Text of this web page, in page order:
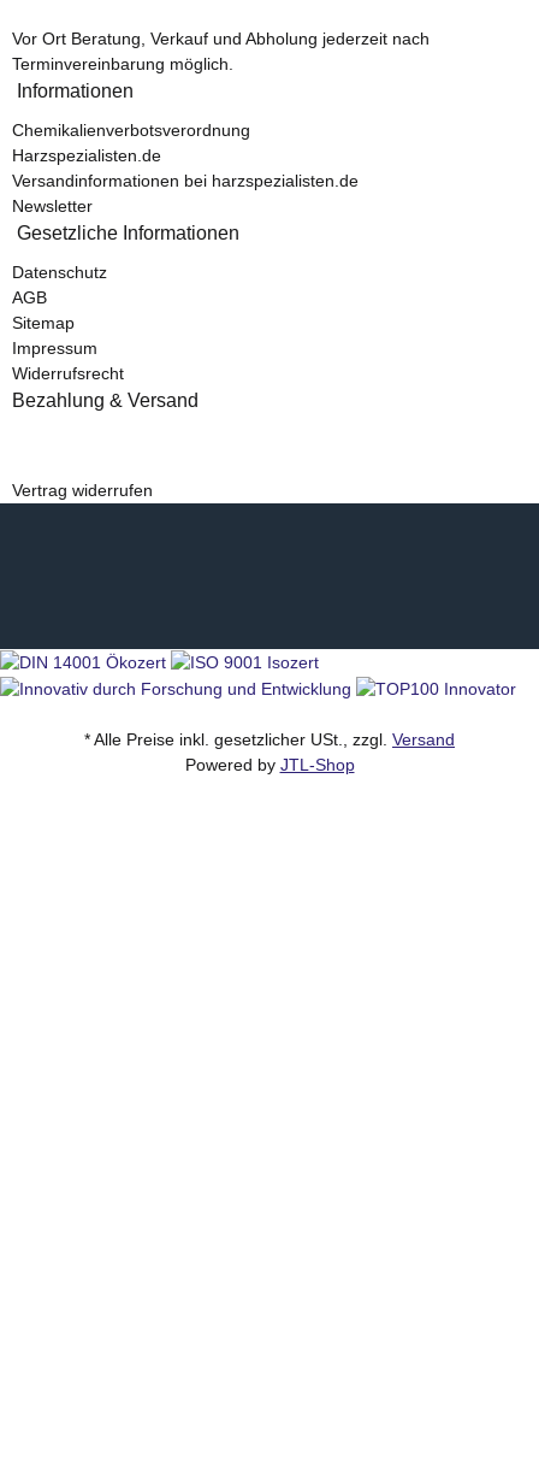
Vor Ort Beratung, Verkauf und Abholung jederzeit nach
Terminvereinbarung möglich.
Informationen
Chemikalienverbotsverordnung
Harzspezialisten.de
Versandinformationen bei harzspezialisten.de
Newsletter
Gesetzliche Informationen
Datenschutz
AGB
Sitemap
Impressum
Widerrufsrecht
Bezahlung & Versand
Vertrag widerrufen
* Alle Preise inkl. gesetzlicher USt., zzgl. Versand
Powered by JTL-Shop